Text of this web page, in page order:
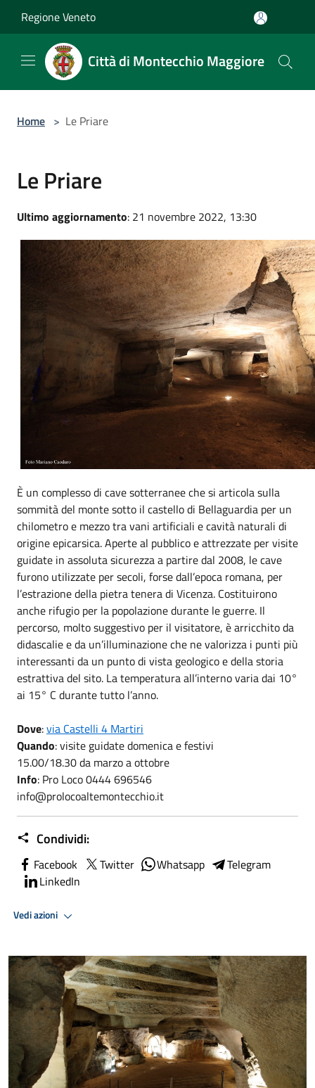
Regione Veneto
Città di Montecchio Maggiore
Home > Le Priare
Le Priare
Ultimo aggiornamento: 21 novembre 2022, 13:30
È un complesso di cave sotterranee che si articola sulla
sommità del monte sotto il castello di Bellaguardia per un
chilometro e mezzo tra vani artificiali e cavità naturali di
origine epicarsica. Aperte al pubblico e attrezzate per visite
guidate in assoluta sicurezza a partire dal 2008, le cave
furono utilizzate per secoli, forse dall’epoca romana, per
l’estrazione della pietra tenera di Vicenza. Costituirono
anche rifugio per la popolazione durante le guerre. Il
percorso, molto suggestivo per il visitatore, è arricchito da
didascalie e da un’illuminazione che ne valorizza i punti più
interessanti da un punto di vista geologico e della storia
estrattiva del sito. La temperatura all’interno varia dai 10°
ai 15° C durante tutto l’anno.
Dove:via Castelli 4 Martiri
Quando: visite guidate domenica e festivi
15.00/18.30 da marzo a ottobre
Info: Pro Loco 0444 696546
info@prolocoaltemontecchio.it
Condividi:
Facebook Twitter Whatsapp
Telegram
LinkedIn
Vedi azioni